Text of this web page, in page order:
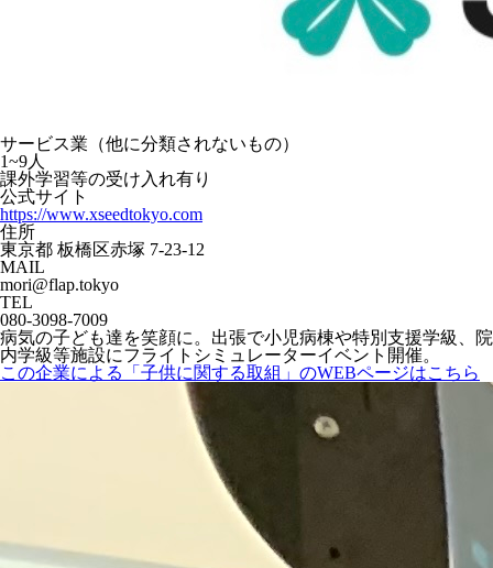
サービス業（他に分類されないもの）
1~9人
課外学習等の受け入れ有り
公式サイト
https://www.xseedtokyo.com
住所
東京都 板橋区赤塚 7-23-12
MAIL
mori@flap.tokyo
TEL
080-3098-7009
病気の子ども達を笑顔に。出張で小児病棟や特別支援学級、院
内学級等施設にフライトシミュレーターイベント開催。
この企業による「子供に関する取組」のWEBページはこちら